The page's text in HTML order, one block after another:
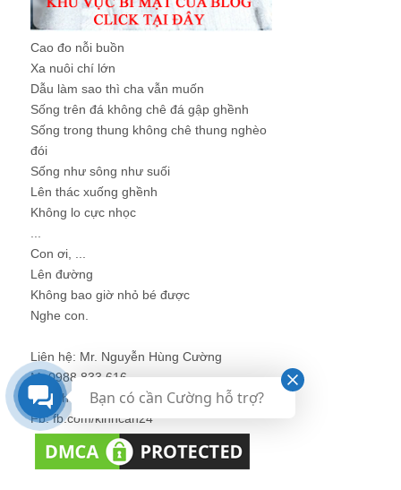
Cao đo nỗi buồn
Xa nuôi chí lớn
Dẫu làm sao thì cha vẫn muốn
Sống trên đá không chê đá gập ghềnh
Sống trong thung không chê thung nghèo
đói
Sống như sông như suối
Lên thác xuống ghềnh
Không lo cực nhọc
Con ơi, ...
Lên đường
Không bao giờ nhỏ bé được
Nghe con.
Liên hệ: Mr. Nguyễn Hùng Cường
M: 0988 833 616
E: kinhcan24@gmail.com
Fb: fb.com/kinhcan24
Bạn có cần Cường hỗ trợ?